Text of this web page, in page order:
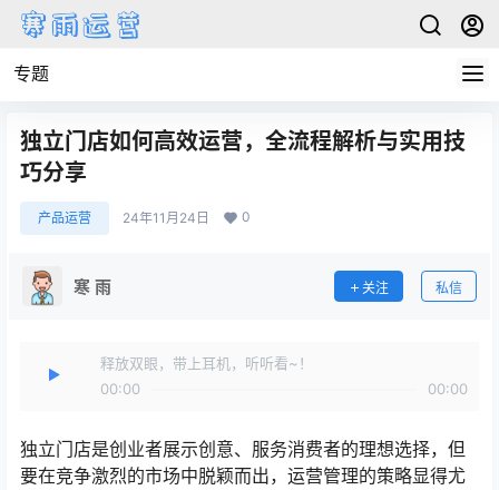
专题
独立门店如何高效运营，全流程解析与实用技
巧分享
产品运营 24年11月24日 0
寒 雨 关注 私信
释放双眼，带上耳机，听听看~！
00:00
00:00
独立门店是创业者展示创意、服务消费者的理想选择，但
要在竞争激烈的市场中脱颖而出，运营管理的策略显得尤